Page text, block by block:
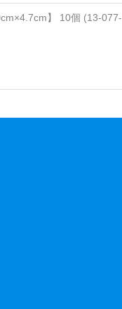
】 10個 (13-077-